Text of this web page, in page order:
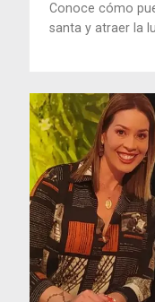
Conoce cómo
santa y atraer la